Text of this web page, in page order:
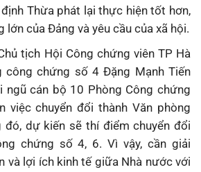
Thừa phát lại thực hiện tốt hơn,
của Đảng và yêu cầu của xã hội.
tịch Hội Công chứng viên TP Hà
công chứng số 4 Đặng Mạnh Tiến
ngũ cán bộ 10 Phòng Công chứng
việc chuyển đổi thành Văn phòng
đó, dự kiến sẽ thí điểm chuyển đổi
chứng số 4, 6. Vì vậy, cần giải
và lợi ích kinh tế giữa Nhà nước với